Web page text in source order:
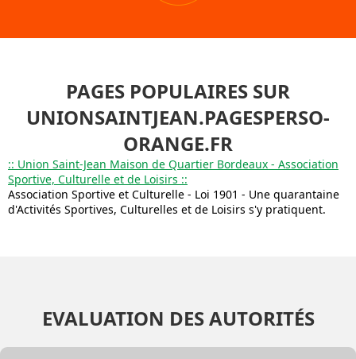
PAGES POPULAIRES SUR
UNIONSAINTJEAN.PAGESPERSO-
ORANGE.FR
:: Union Saint-Jean Maison de Quartier Bordeaux - Association
Sportive, Culturelle et de Loisirs ::
Association Sportive et Culturelle - Loi 1901 - Une quarantaine
d'Activités Sportives, Culturelles et de Loisirs s'y pratiquent.
EVALUATION DES AUTORITÉS